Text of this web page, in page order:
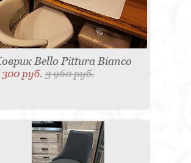
Bello Pittura Bianco
300 руб.3 960 руб.